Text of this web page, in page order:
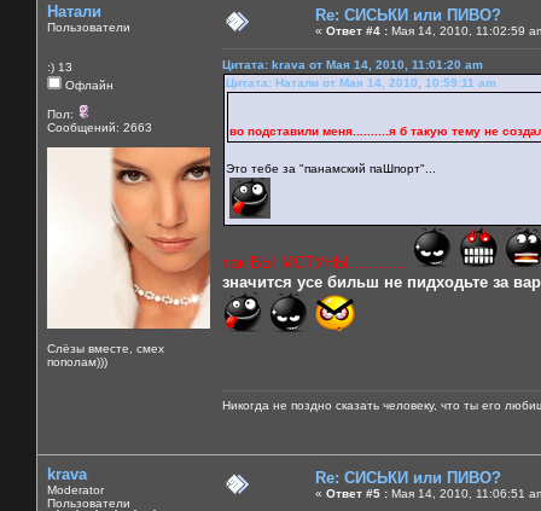
Натали
Пользователи
:) 13
Офлайн
Пол:
Сообщений: 2663
Слёзы вместе, смех
пополам)))
Re: СИСЬКИ или ПИВО?
« Ответ #4 : Мая 14, 2010, 11:02:59
Цитата: krava от Мая 14, 2010, 11:01:20 am
Цитата: Натали от Мая 14, 2010, 10:59:11 am
во подставили меня..........я б такую тему не
Это тебе за "панамский паШпорт"...
так ВЫ МСТУНЫ............
значится усе бильш не пидходьте за
Никогда не поздно сказать человеку, что ты его
krava
Moderator
Пользователи
Re: СИСЬКИ или ПИВО?
« Ответ #5 : Мая 14, 2010, 11:06:51